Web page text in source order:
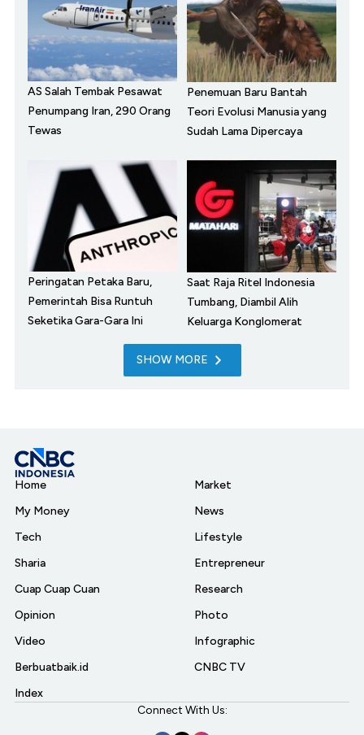
AS Salah Tembak Pesawat
Penumpang Iran, 290 Orang
Tewas
Penemuan Baru Bantah
Teori Evolusi Manusia yang
Sudah Lama Dipercaya
Peringatan Petaka Baru,
Pemerintah Bisa Runtuh
Seketika Gara-Gara Ini
Saat Raja Ritel Indonesia
Tumbang, Diambil Alih
Keluarga Konglomerat
SHOW MORE
Home
My Money
Tech
Sharia
Cuap Cuap Cuan
Opinion
Video
Berbuatbaik.id
Index
Market
News
Lifestyle
Entrepreneur
Research
Photo
Infographic
CNBC TV
Connect With Us: